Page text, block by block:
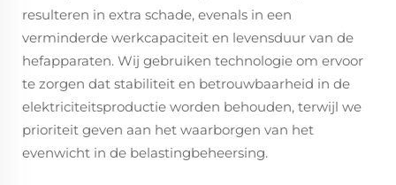
resulteren in extra schade, evenals in een
verminderde werkcapaciteit en levensduur van de
hefapparaten. Wij gebruiken technologie om ervoor
te zorgen dat stabiliteit en betrouwbaarheid in de
elektriciteitsproductie worden behouden, terwijl we
prioriteit geven aan het waarborgen van het
evenwicht in de belastingbeheersing.